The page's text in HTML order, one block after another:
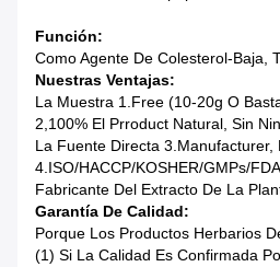
Función:
Como Agente De Colesterol-Baja,
Nuestras Ventajas:
La Muestra 1.Free (10-20g O
2,100% El Prroduct Natural, Sin
La Fuente Directa 3.Manufacturer,
4.ISO/HACCP/KOSHER/GMPs/FDA
Fabricante Del Extracto De La
Garantía De Calidad:
Porque Los Productos Herbarios
(1) Si La Calidad Es Confirmada